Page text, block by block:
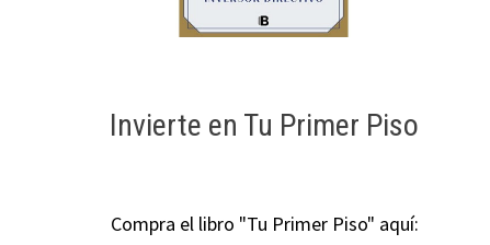
Invierte en Tu Primer Piso
Compra el libro "Tu Primer Piso" aquí: